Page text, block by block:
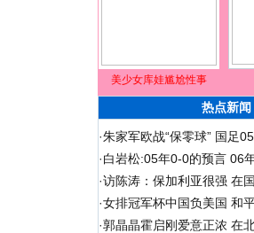
美少女库娃尴尬性事
热点新闻
·朱家军欧战“保零球” 国足
·白岩松:05年0-0的预言 06
·访陈涛：保加利亚很强 在
·女排冠军杯中国负美国 和
·郭晶晶霍启刚爱意正浓 在